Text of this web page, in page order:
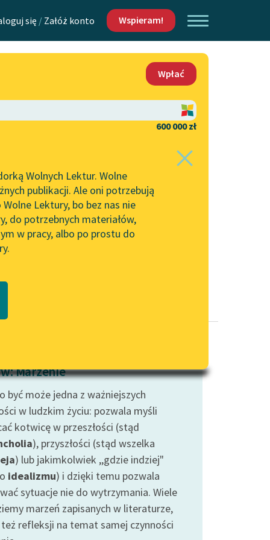
się / Załóż konto Wspieram!
Lektur
Kontakt
O projekcie
Zasady wykorzystania
Wolnych Lektur
Logotypy
Materiały promocyjne
wrażliwych
Deklaracja dostępności
Wpłać
600 000 zł
Wolnych Lektur. Wolne
publikacji. Ale oni potrzebują
Lektury, bo bez nas nie
do potrzebnych materiałów,
w pracy, albo po prostu do
Marzenie
być może jedna z ważniejszych
w ludzkim życiu: pozwala myśli
kotwicę w przeszłości (stąd
), przyszłości (stąd wszelka
) lub jakimkolwiek ,,gdzie indziej"
idealizmu) i dzięki temu pozwala
sytuacje nie do wytrzymania. Wiele
marzeń zapisanych w literaturze,
refleksji na temat samej czynności